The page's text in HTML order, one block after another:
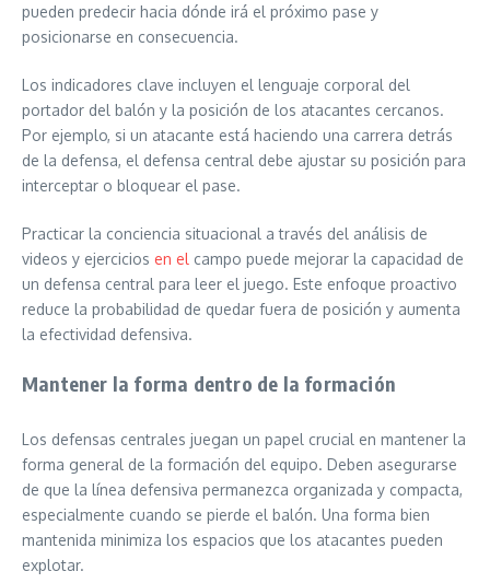
pueden predecir hacia dónde irá el próximo pase y
posicionarse en consecuencia.
Los indicadores clave incluyen el lenguaje corporal del
portador del balón y la posición de los atacantes cercanos.
Por ejemplo, si un atacante está haciendo una carrera detrás
de la defensa, el defensa central debe ajustar su posición para
interceptar o bloquear el pase.
Practicar la conciencia situacional a través del análisis de
videos y ejercicios en el campo puede mejorar la capacidad de
un defensa central para leer el juego. Este enfoque proactivo
reduce la probabilidad de quedar fuera de posición y aumenta
la efectividad defensiva.
Mantener la forma dentro de la formación
Los defensas centrales juegan un papel crucial en mantener la
forma general de la formación del equipo. Deben asegurarse
de que la línea defensiva permanezca organizada y compacta,
especialmente cuando se pierde el balón. Una forma bien
mantenida minimiza los espacios que los atacantes pueden
explotar.